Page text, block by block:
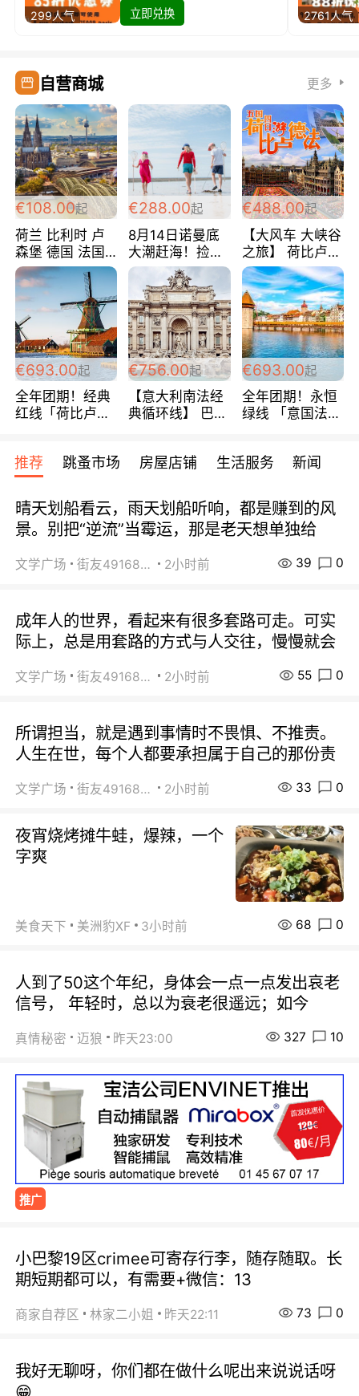
299人气
立即兑换
2761人气
自营商城 更多
€108.00起
荷兰 比利时 卢
森堡 德国 法国
超爽玩遍西欧 循
环线 全程四星宾
馆 108欧/人/天
€288.00起
8月14日诺曼底
大潮赶海！捡海
鲜！轻轻松松海
边爽玩三日游
288欧/人
€488.00起
【大风车 大峡谷
之旅】 荷比卢德
法 巴黎上下 经
典五国四日游
488欧/人
€693.00起
全年团期！经典
红线「荷比卢德
天！巴黎上下！
包拼房~
€756.00起
【意大利南法经
典循环线】 巴黎
宾馆 108欧/天起
€693.00起
全年团期！永恒
绿线 「意国法
欧/天起 ~包拼房
推荐 跳蚤市场 房屋店铺 生活服务 新闻
晴天划船看云，雨天划船听响，都是赚到的风
景。别把“逆流”当霉运，那是老天想单独给
文学广场 街友49168527 2小时前 39 0
成年人的世界，看起来有很多套路可走。可实
际上，总是用套路的方式与人交往，慢慢就会
文学广场 街友49168527 2小时前 55 0
所谓担当，就是遇到事情时不畏惧、不推责。
人生在世，每个人都要承担属于自己的那份责
文学广场 街友49168527 2小时前 33 0
夜宵烧烤摊牛蛙，爆辣，一个
字爽
美食天下 美洲豹XF 3小时前 68 0
人到了50这个年纪，身体会一点一点发出哀老
信号， 年轻时，总以为衰老很遥远；如今
真情秘密 迈狼 昨天23:00 327 10
推广
小巴黎19区crimee可寄存行李，随存随取。长
期短期都可以，有需要+微信：13
商家自荐区 林家二小姐 昨天22:11 73 0
我好无聊呀，你们都在做什么呢出来说说话呀
😁